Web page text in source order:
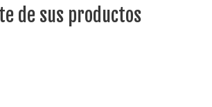
de sus productos